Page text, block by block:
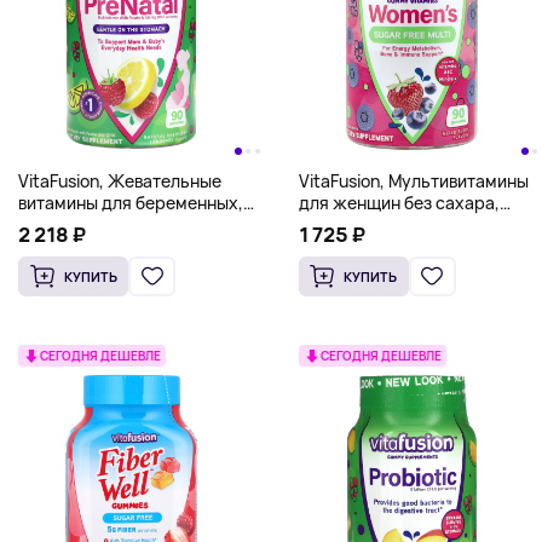
VitaFusion, Жевательные
витамины для беременных,
натуральный малиновый
лимонад, 90 жевательных
таблеток
2 218 ₽
КУПИТЬ
VitaFusion, Мультивитамины
для женщин без сахара,
ягодное ассорти, 90
жевательных таблеток
1 725 ₽
КУПИТЬ
СЕГОДНЯ ДЕШЕВЛЕ СЕГОДНЯ ДЕШЕВЛЕ